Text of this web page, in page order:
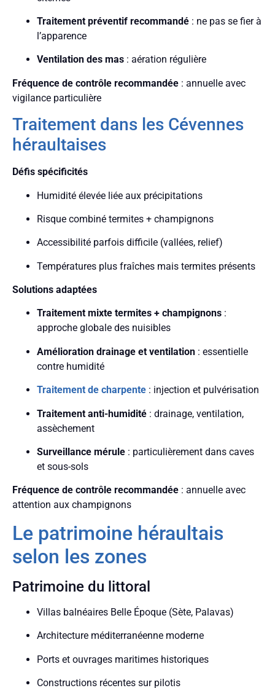
Traitement préventif recommandé : ne pas se fier à
l’apparence
Ventilation des mas : aération régulière
Fréquence de contrôle recommandée : annuelle avec
vigilance particulière
Traitement dans les Cévennes
héraultaises
Défis spécificités
Humidité élevée liée aux précipitations
Risque combiné termites + champignons
Accessibilité parfois difficile (vallées, relief)
Températures plus fraîches mais termites présents
Solutions adaptées
Traitement mixte termites + champignons :
approche globale des nuisibles
Amélioration drainage et ventilation : essentielle
contre humidité
Traitement de charpente : injection et pulvérisation
Traitement anti-humidité : drainage, ventilation,
assèchement
Surveillance mérule : particulièrement dans caves
et sous-sols
Fréquence de contrôle recommandée : annuelle avec
attention aux champignons
Le patrimoine héraultais
selon les zones
Patrimoine du littoral
Villas balnéaires Belle Époque (Sète, Palavas)
Architecture méditerranéenne moderne
Ports et ouvrages maritimes historiques
Constructions récentes sur pilotis